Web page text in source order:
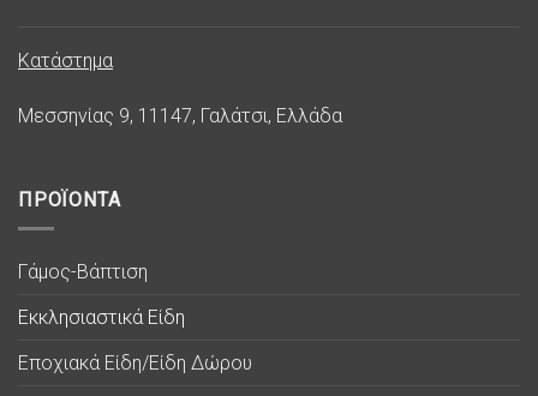
Κατάστημα
Μεσσηνίας 9, 11147, Γαλάτσι, Ελλάδα
ΠΡΟΪΟΝΤΑ
Γάμος-Βάπτιση
Εκκλησιαστικά Είδη
Εποχιακά Είδη/Είδη Δώρου